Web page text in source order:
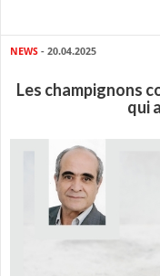
NEWS - 20.04.2025
Les champignons
qui